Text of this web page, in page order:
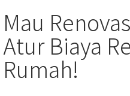
Mau
Atur Biaya
Rumah!